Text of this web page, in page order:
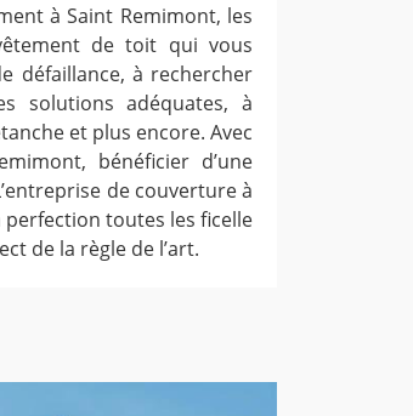
à Saint Remimont, les
de toit qui vous
défaillance, à rechercher
solutions adéquates, à
et plus encore. Avec
bénéficier d’une
de couverture à
toutes les ficelle
de la règle de l’art.